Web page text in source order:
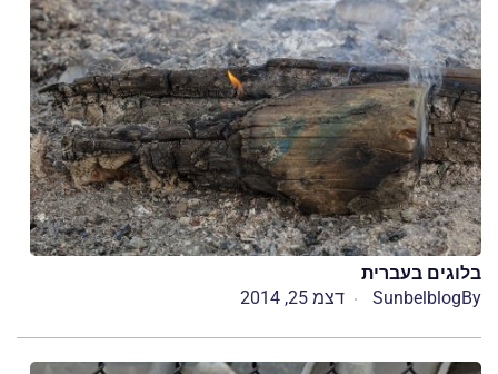
בלוגים בעברית
By
Sunbelblog דצמ 25, 2014